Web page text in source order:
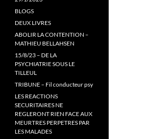
BLOGS
DEUX LIVRES
ABOLIR LA CONTENTION –
MATHIEU BELLAHSEN
15/8/23 – DE LA
PSYCHIATRIE SOUS LE
TILLEUL
TRIBUNE – Fil conducteur psy
LES REACTIONS
SECURITAIRES NE
REGLERONT RIEN FACE AUX
MEURTRES PERPETRES PAR
LES MALADES